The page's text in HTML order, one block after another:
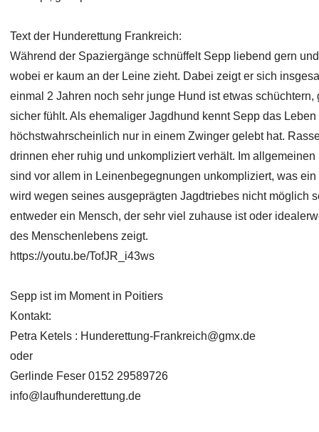
Text der Hunderettung Frankreich:
Während der Spaziergänge schnüffelt Sepp liebend gern
wobei er kaum an der Leine zieht. Dabei zeigt er sich
einmal 2 Jahren noch sehr junge Hund ist etwas
sicher fühlt. Als ehemaliger Jagdhund kennt Sepp das
höchstwahrscheinlich nur in einem Zwinger gelebt hat.
drinnen eher ruhig und unkompliziert verhält. Im
sind vor allem in Leinenbegegnungen unkompliziert, was
wird wegen seines ausgeprägten Jagdtriebes nicht möglich
entweder ein Mensch, der sehr viel zuhause ist oder
des Menschenlebens zeigt.
https://youtu.be/TofJR_i43ws
Sepp ist im Moment in Poitiers
Kontakt:
Petra Ketels : Hunderettung-Frankreich@gmx.de
oder
Gerlinde Feser 0152 29589726
info@laufhunderettung.de